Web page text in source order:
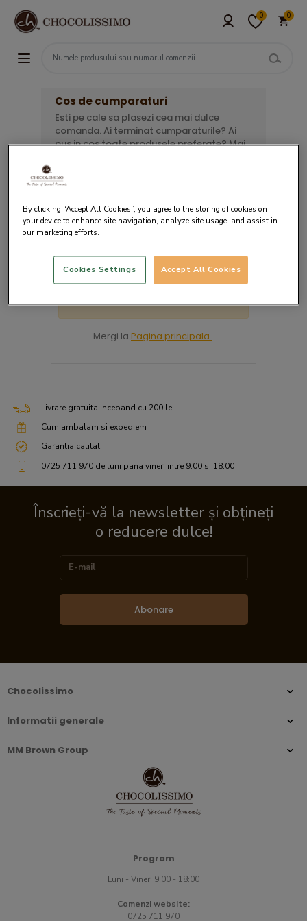
0 0
Cos de cumparaturi
Esti pe cale sa plasezi cea mai dulce
comanda. Ai terminat cumparaturile? Ai
pus in cos toate produsele preferate? Mai
ziua in care doresti livrarea si opteaza
Cosul tau este gol
Mergi la Pagina principala .
Livrare gratuita incepand cu 200 lei
Cum ambalam si expediem
Garantia calitatii
0725 711 970 de luni pana vineri intre 9:00 si 18:00
Înscrieți-vă la newsletter și obțineți
o reducere dulce!
Abonare
Chocolissimo
Informatii generale
MM Brown Group
Program
Luni - Vineri 9:00 - 18:00
Comenzi website:
0725 711 970
By clicking “Accept All Cookies”, you agree to the storing of cookies on
your device to enhance site navigation, analyze site usage, and assist in
our marketing efforts.
Accept All Cookies
Cookies Settings